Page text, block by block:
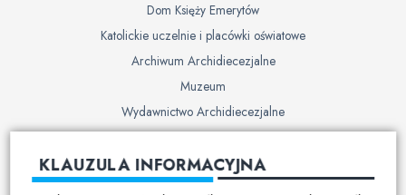
Dom Księży Emerytów
Katolickie uczelnie i placówki oświatowe
Archiwum Archidiecezjalne
Muzeum
Wydawnictwo Archidiecezjalne
Cmentarze
Duszpasterstwo
KLAUZULA INFORMACYJNA